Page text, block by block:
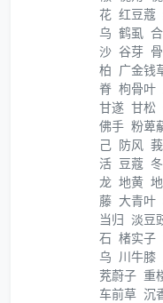
花 红豆蔻
乌 鹤虱
沙 谷芽
柏 广金钱
脊 枸骨叶
甘遂 甘松
佛手 粉萆
己 防风
活 豆蔻
龙 地黄
藤 大青叶
当归 淡豆
石 楮实子
乌 川牛膝
茺蔚子 重
车前草 沉